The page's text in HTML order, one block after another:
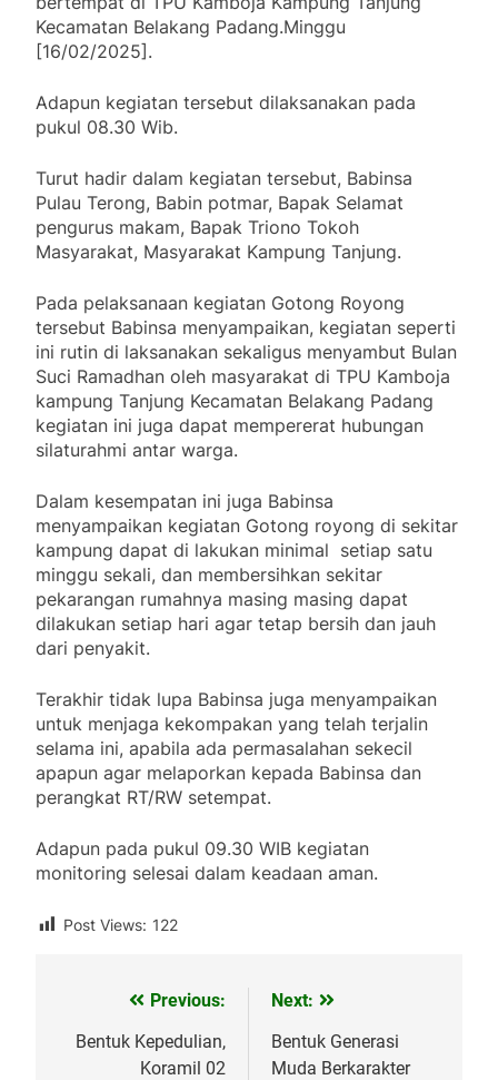
Kecamatan Belakang Padang.Minggu
[16/02/2025].
Adapun kegiatan tersebut dilaksanakan pada
pukul 08.30 Wib.
Turut hadir dalam kegiatan tersebut, Babinsa
Pulau Terong, Babin potmar, Bapak Selamat
pengurus makam, Bapak Triono Tokoh
Masyarakat, Masyarakat Kampung Tanjung.
Pada pelaksanaan kegiatan Gotong Royong
tersebut Babinsa menyampaikan, kegiatan seperti
ini rutin di laksanakan sekaligus menyambut Bulan
Suci Ramadhan oleh masyarakat di TPU Kamboja
kampung Tanjung Kecamatan Belakang Padang
kegiatan ini juga dapat mempererat hubungan
silaturahmi antar warga.
Dalam kesempatan ini juga Babinsa
menyampaikan kegiatan Gotong royong di sekitar
kampung dapat di lakukan minimal setiap satu
minggu sekali, dan membersihkan sekitar
pekarangan rumahnya masing masing dapat
dilakukan setiap hari agar tetap bersih dan jauh
dari penyakit.
Terakhir tidak lupa Babinsa juga menyampaikan
untuk menjaga kekompakan yang telah terjalin
selama ini, apabila ada permasalahan sekecil
apapun agar melaporkan kepada Babinsa dan
perangkat RT/RW setempat.
Adapun pada pukul 09.30 WIB kegiatan
monitoring selesai dalam keadaan aman.
Post Views: 122
Navigasi
pos
Previous:
Bentuk Kepedulian,
Koramil 02
Next:
Bentuk Generasi
Muda Berkarakter